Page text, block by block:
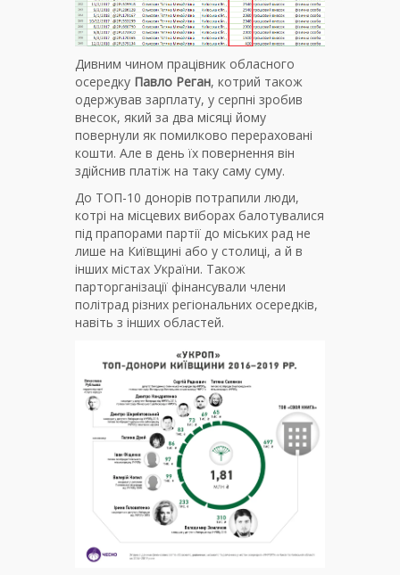
Дивним чином працівник обласного
осередку Павло Реган, котрий також
одержував зарплату, у серпні зробив
внесок, який за два місяці йому
повернули як помилково перераховані
кошти. Але в день їх повернення він
здійснив платіж на таку саму суму.
До ТОП-10 донорів потрапили люди,
котрі на місцевих виборах балотувалися
під прапорами партії до міських рад не
лише на Київщині або у столиці, а й в
інших містах України. Також
парторганізації фінансували члени
політрад різних регіональних осередків,
навіть з інших областей.